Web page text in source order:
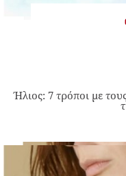
Ήλιος: 7 τρόποι με